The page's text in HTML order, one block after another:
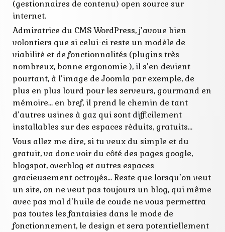
internet
serveur
simple
site
webmaster
webmastering
xml
(gestionnaires de contenu) open source sur
internet.
Admiratrice du CMS WordPress, j’avoue bien
volontiers que si celui-ci reste un modèle de
viabilité et de fonctionnalités (plugins très
nombreux, bonne ergonomie ), il s’en devient
pourtant, à l’image de Joomla par exemple, de
plus en plus lourd pour les serveurs, gourmand en
mémoire… en bref, il prend le chemin de tant
d’autres usines à gaz qui sont difficilement
installables sur des espaces réduits, gratuits…
Vous allez me dire, si tu veux du simple et du
gratuit, va donc voir du côté des pages google,
blogspot, overblog et autres espaces
gracieusement octroyés… Reste que lorsqu’on veut
un site, on ne veut pas toujours un blog, qui même
avec pas mal d’huile de coude ne vous permettra
pas toutes les fantaisies dans le mode de
fonctionnement, le design et sera potentiellement